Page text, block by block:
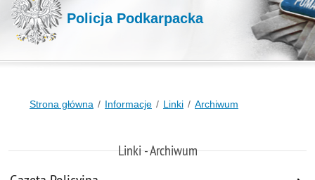
Policja Podkarpacka
Strona główna Informacje Linki Archiwum
Linki - Archiwum